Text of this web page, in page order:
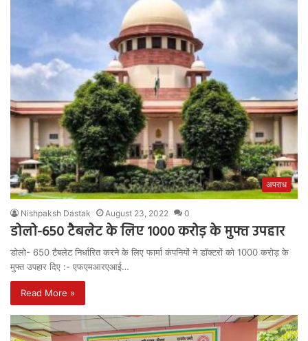
अपराध
Nishpaksh Dastak August 23, 2022 0
डोलो-650 टैबलेट के लिए 1000 करोड़ के मुफ्त उपहार
डोलो- 650 टैबलेट निर्धारित करने के लिए फार्मा कंपनियों ने डॉक्टरों को 1000 करोड़ के
मुफ्त उपहार दिए :- एफएमआरएआई…
Read More »